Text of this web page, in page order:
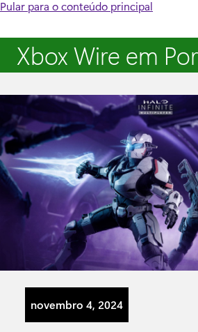
Pular para o conteúdo principal
Xbox Wire em
novembro 4, 2024